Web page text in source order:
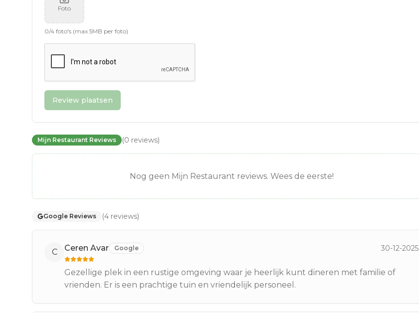
Foto
0/4 foto's (max 5MB per foto)
Review plaatsen
Mijn Restaurant Reviews (0 reviews)
Nog geen Mijn Restaurant reviews. Wees de eerste!
Google Reviews (4 reviews)
C Ceren Avar Google 30-12-2025
Gezellige plek in een rustige omgeving waar je heerlijk kunt dineren met familie of
vrienden. Er is een prachtige tuin en vriendelijk personeel.